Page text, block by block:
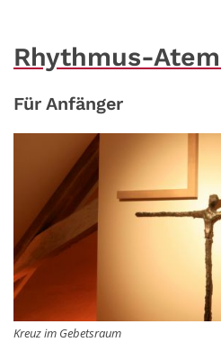
Rhythmus-
Für Anfänger
Kreuz im Gebetsraum